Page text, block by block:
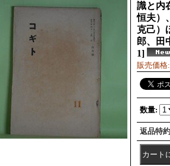
識と内
恒夫）
克己）
郎、田
1]
販売価格:
数量:
返品特